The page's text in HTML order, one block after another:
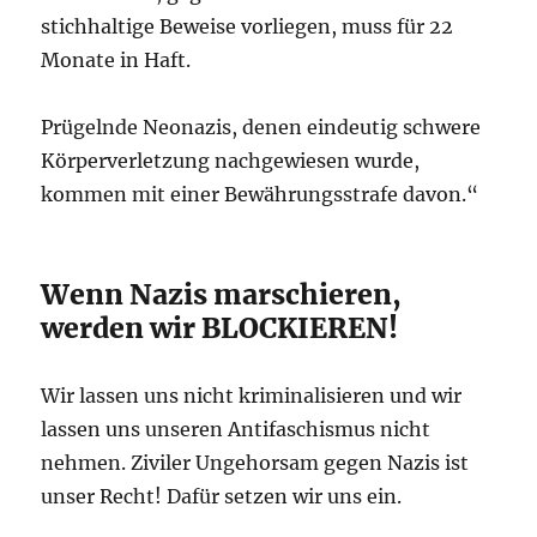
stichhaltige Beweise vorliegen, muss für 22
Monate in Haft.
Prügelnde Neonazis, denen eindeutig schwere
Körperverletzung nachgewiesen wurde,
kommen mit einer Bewährungsstrafe davon.“
Wenn Nazis marschieren,
werden wir BLOCKIEREN!
Wir lassen uns nicht kriminalisieren und wir
lassen uns unseren Antifaschismus nicht
nehmen. Ziviler Ungehorsam gegen Nazis ist
unser Recht! Dafür setzen wir uns ein.